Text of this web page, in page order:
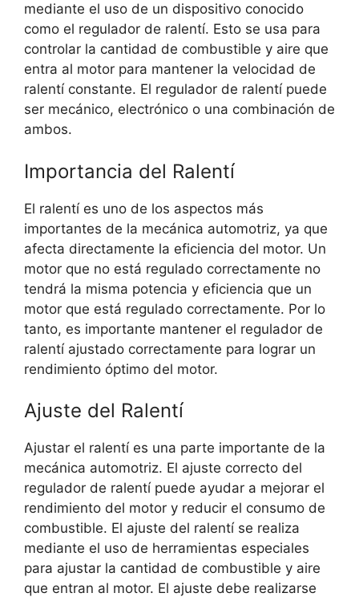
mediante el uso de un dispositivo conocido
como el regulador de ralentí. Esto se usa para
controlar la cantidad de combustible y aire que
entra al motor para mantener la velocidad de
ralentí constante. El regulador de ralentí puede
ser mecánico, electrónico o una combinación de
ambos.
Importancia del Ralentí
El ralentí es uno de los aspectos más
importantes de la mecánica automotriz, ya que
afecta directamente la eficiencia del motor. Un
motor que no está regulado correctamente no
tendrá la misma potencia y eficiencia que un
motor que está regulado correctamente. Por lo
tanto, es importante mantener el regulador de
ralentí ajustado correctamente para lograr un
rendimiento óptimo del motor.
Ajuste del Ralentí
Ajustar el ralentí es una parte importante de la
mecánica automotriz. El ajuste correcto del
regulador de ralentí puede ayudar a mejorar el
rendimiento del motor y reducir el consumo de
combustible. El ajuste del ralentí se realiza
mediante el uso de herramientas especiales
para ajustar la cantidad de combustible y aire
que entran al motor. El ajuste debe realizarse